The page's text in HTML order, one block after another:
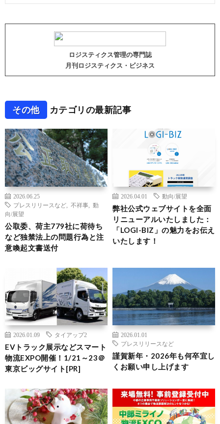
ロジスティクス管理の専門誌
月刊ロジスティクス・ビジネス
その他 カテゴリの最新記事
2026.06.25
プレスリリースなど
不祥事
動
向/展望
公取委、荷主779社に荷待ち
など独禁法上の問題行為と注
意喚起文書送付
2026.04.01 動向/展望
弊社公式ウェブサイトを全面
リニューアルいたしました：
「LOGI-BIZ」の魅力をお伝え
いたします！
2026.01.09 タイアップ2
EVトラック展示などスマート
物流EXPO開催！1/21～23＠
東京ビッグサイト[PR]
2026.01.01
プレスリリースなど
謹賀新年・2026年も何卒宜し
くお願い申し上げます